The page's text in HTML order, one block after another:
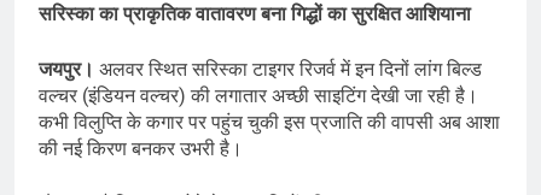
सरिस्का का प्राकृतिक वातावरण बना गिद्धों का सुरक्षित आशियाना
जयपुर। अलवर स्थित सरिस्का टाइगर रिजर्व में इन दिनों लांग बिल्ड
वल्चर (इंडियन वल्चर) की लगातार अच्छी साइटिंग देखी जा रही है।
कभी विलुप्ति के कगार पर पहुंच चुकी इस प्रजाति की वापसी अब आशा
की नई किरण बनकर उभरी है।